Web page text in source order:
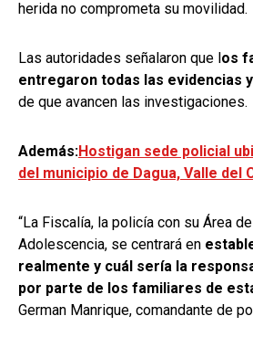
herida no comprometa su movilidad.
Las autoridades señalaron que los
entregaron todas las evidencias
de que avancen las investigaciones.
Además:Hostigan sede policial
del municipio de Dagua, Valle del
“La Fiscalía, la policía con su Área
Adolescencia, se centrará en
realmente y cuál sería la
por parte de los familiares de
German Manrique, comandante de